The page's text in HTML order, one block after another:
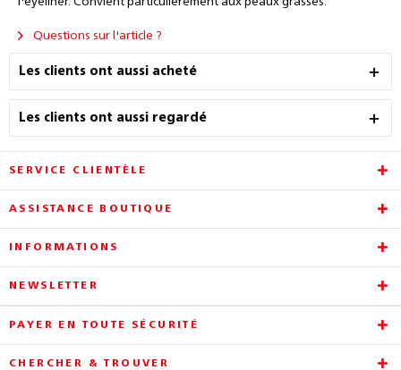
Questions sur l'article ?
Les clients ont aussi acheté
Les clients ont aussi regardé
SERVICE CLIENTÈLE
ASSISTANCE BOUTIQUE
INFORMATIONS
NEWSLETTER
PAYER EN TOUTE SÉCURITÉ
CHERCHER & TROUVER